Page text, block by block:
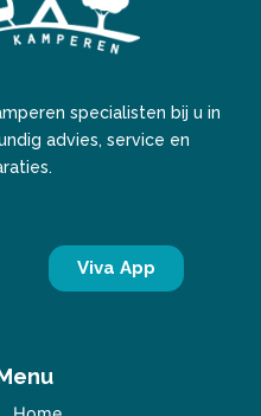
specialisten bij u in
advies, service en
Viva App